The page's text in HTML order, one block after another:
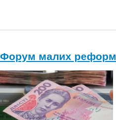
Форум малих реформ